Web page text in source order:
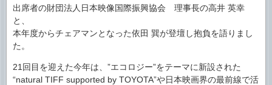
出席者の財団法人日本映像国際振興協会 理事長の高井 英幸
と、
本年度からチェアマンとなった依田 巽が登壇し抱負を語りまし
た。
21回目を迎えた今年は、”エコロジー”をテーマに新設された
“natural TIFF supported by TOYOTA”や日本映画界の最前線で活